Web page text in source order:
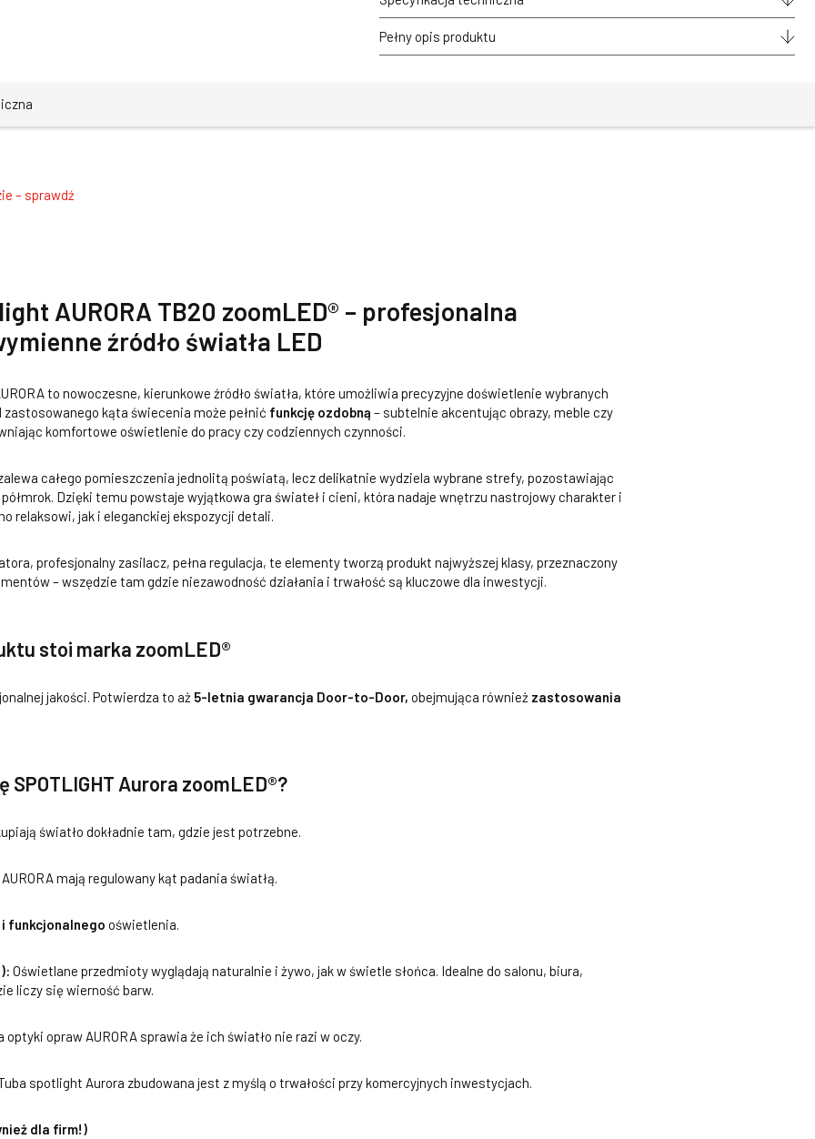
zoomLED®
czarna
Pełny opis produktu
– sprawdź
AURORA TB20 zoomLED® – profesjonalna
źródło światła LED
to nowoczesne, kierunkowe źródło światła, które umożliwia precyzyjne doświetlenie wybranych
kąta świecenia może pełnić funkcję ozdobną – subtelnie akcentując obrazy, meble czy
komfortowe oświetlenie do pracy czy codziennych czynności.
całego pomieszczenia jednolitą poświatą, lecz delikatnie wydziela wybrane strefy, pozostawiając
Dzięki temu powstaje wyjątkowa gra świateł i cieni, która nadaje wnętrzu nastrojowy charakter i
relaksowi, jak i eleganckiej ekspozycji detali.
profesjonalny zasilacz, pełna regulacja, te elementy tworzą produkt najwyższej klasy, przeznaczony
– wszędzie tam gdzie niezawodność działania i trwałość są kluczowe dla inwestycji.
stoi marka zoomLED®
jakości. Potwierdza to aż 5-letnia gwarancja Door-to-Door, obejmująca również zastosowania
Aurora zoomLED®?
światło dokładnie tam, gdzie jest potrzebne.
mają regulowany kąt padania światłą.
funkcjonalnego oświetlenia.
Oświetlane przedmioty wyglądają naturalnie i żywo, jak w świetle słońca. Idealne do salonu, biura,
liczy się wierność barw.
optyki opraw AURORA sprawia że ich światło nie razi w oczy.
spotlight Aurora zbudowana jest z myślą o trwałości przy komercyjnych inwestycjach.
dla firm!)